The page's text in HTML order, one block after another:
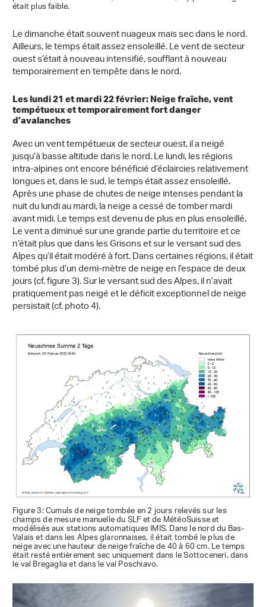
était plus faible.
Le dimanche était souvent nuageux mais sec dans le nord.
Ailleurs, le temps était assez ensoleillé. Le vent de secteur
ouest s’était à nouveau intensifié, soufflant à nouveau
temporairement en tempête dans le nord.
Les lundi 21 et mardi 22 février: Neige fraîche, vent
tempétueux et temporairement fort danger
d’avalanches
Avec un vent tempétueux de secteur ouest, il a neigé
jusqu’à basse altitude dans le nord. Le lundi, les régions
intra-alpines ont encore bénéficié d’éclaircies relativement
longues et, dans le sud, le temps était assez ensoleillé.
Après une phase de chutes de neige intenses pendant la
nuit du lundi au mardi, la neige a cessé de tomber mardi
avant midi. Le temps est devenu de plus en plus ensoleillé.
Le vent a diminué sur une grande partie du territoire et ce
n’était plus que dans les Grisons et sur le versant sud des
Alpes qu’il était modéré à fort. Dans certaines régions, il était
tombé plus d’un demi-mètre de neige en l’espace de deux
jours (cf. figure 3). Sur le versant sud des Alpes, il n’avait
pratiquement pas neigé et le déficit exceptionnel de neige
persistait (cf. photo 4).
Figure 3: Cumuls de neige tombée en 2 jours relevés sur les
champs de mesure manuelle du SLF et de MétéoSuisse et
modélisés aux stations automatiques IMIS. Dans le nord du Bas-
Valais et dans les Alpes glaronnaises, il était tombé le plus de
neige avec une hauteur de neige fraîche de 40 à 60 cm. Le temps
était resté entièrement sec uniquement dans le Sottoceneri, dans
le val Bregaglia et dans le val Poschiavo.